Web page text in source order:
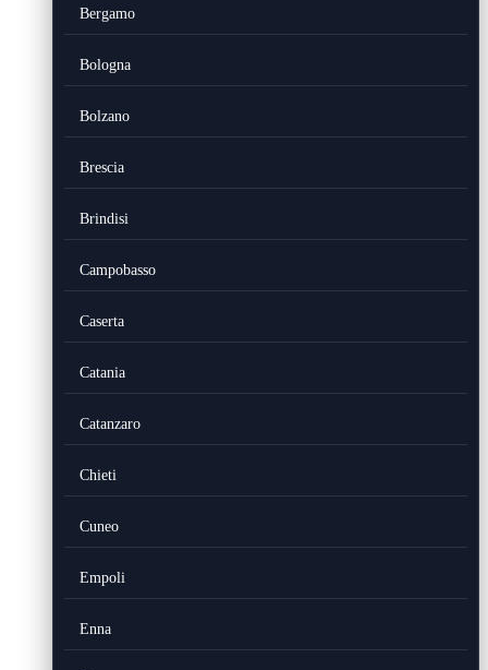
Bergamo
Bologna
Bolzano
Brescia
Brindisi
Campobasso
Caserta
Catania
Catanzaro
Chieti
Cuneo
Empoli
Enna